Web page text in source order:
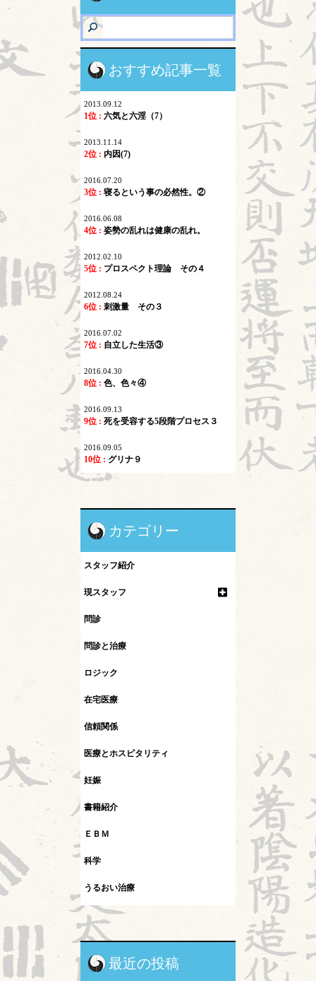
おすすめ記事一覧
2013.09.12
1位 : 六気と六淫（7）
2013.11.14
2位 : 内因(7)
2016.07.20
3位 : 寝るという事の必然性。②
2016.06.08
4位 : 姿勢の乱れは健康の乱れ。
2012.02.10
5位 : プロスペクト理論 その４
2012.08.24
6位 : 刺激量 その３
2016.07.02
7位 : 自立した生活③
2016.04.30
8位 : 色、色々④
2016.09.13
9位 : 死を受容する5段階プロセス３
2016.09.05
10位 : グリナ９
カテゴリー
スタッフ紹介
現スタッフ
問診
問診と治療
ロジック
在宅医療
信頼関係
医療とホスピタリティ
妊娠
書籍紹介
ＥＢＭ
科学
うるおい治療
インフルエンザ
カレント
シュタイナー教育
最近の投稿